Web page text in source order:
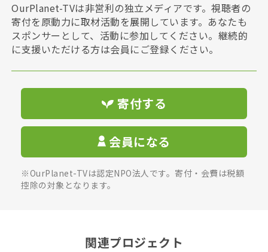
OurPlanet-TVは非営利の独立メディアです。視聴者の
寄付を原動力に取材活動を展開しています。あなたも
スポンサーとして、活動に参加してください。継続的
に支援いただける方は会員にご登録ください。
寄付する
会員になる
※OurPlanet-TVは認定NPO法人です。寄付・会費は税額
控除の対象となります。
関連プロジェクト